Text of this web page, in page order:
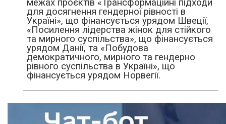
межах проєктів «Трансформаційні підходи
для досягнення гендерної рівності в
Україні», що фінансується урядом Швеції,
«Посилення лідерства жінок для стійкого
та мирного суспільства», що фінансується
урядом Данії, та «Побудова
демократичного, мирного та гендерно
рівного суспільства в Україні», що
фінансується урядом Норвегії.